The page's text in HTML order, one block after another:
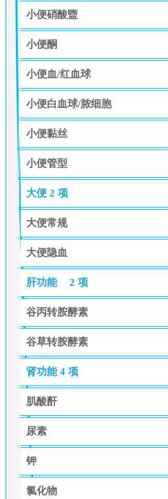
小便硝酸盬
小便酮
小便血/红血球
小便白血球/脓细胞
小便黏丝
小便管型
大便 2 项
大便常规
大便隐血
肝功能 2 项
谷丙转胺酵素
谷草转胺酵素
肾功能 4 项
肌酸酐
尿素
钾
氯化物